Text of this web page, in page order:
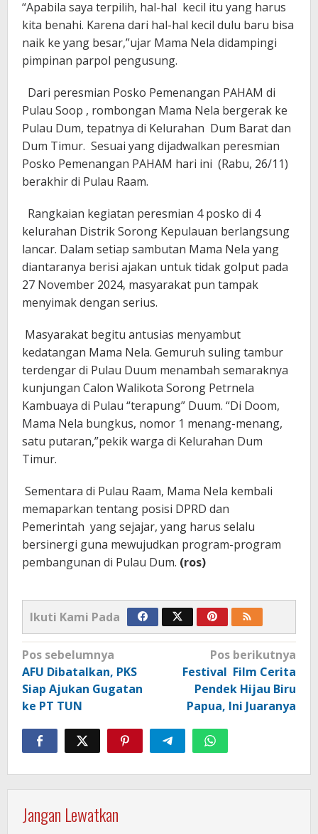
“Apabila saya terpilih, hal-hal kecil itu yang harus
kita benahi. Karena dari hal-hal kecil dulu baru bisa
naik ke yang besar,”ujar Mama Nela didampingi
pimpinan parpol pengusung.
Dari peresmian Posko Pemenangan PAHAM di
Pulau Soop , rombongan Mama Nela bergerak ke
Pulau Dum, tepatnya di Kelurahan Dum Barat dan
Dum Timur. Sesuai yang dijadwalkan peresmian
Posko Pemenangan PAHAM hari ini (Rabu, 26/11)
berakhir di Pulau Raam.
Rangkaian kegiatan peresmian 4 posko di 4
kelurahan Distrik Sorong Kepulauan berlangsung
lancar. Dalam setiap sambutan Mama Nela yang
diantaranya berisi ajakan untuk tidak golput pada
27 November 2024, masyarakat pun tampak
menyimak dengan serius.
Masyarakat begitu antusias menyambut
kedatangan Mama Nela. Gemuruh suling tambur
terdengar di Pulau Duum menambah semaraknya
kunjungan Calon Walikota Sorong Petrnela
Kambuaya di Pulau “terapung” Duum. “Di Doom,
Mama Nela bungkus, nomor 1 menang-menang,
satu putaran,”pekik warga di Kelurahan Dum
Timur.
Sementara di Pulau Raam, Mama Nela kembali
memaparkan tentang posisi DPRD dan
Pemerintah yang sejajar, yang harus selalu
bersinergi guna mewujudkan program-program
pembangunan di Pulau Dum. (ros)
Ikuti Kami Pada
Navigasi
pos
Pos sebelumnya
AFU Dibatalkan, PKS
Siap Ajukan Gugatan
ke PT TUN
Pos berikutnya
Festival Film Cerita
Pendek Hijau Biru
Papua, Ini Juaranya
Jangan Lewatkan